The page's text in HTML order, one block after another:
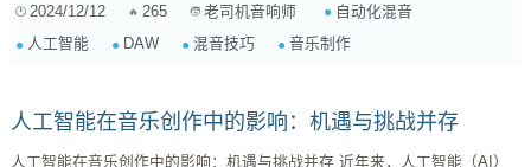
目前，许多DAW软件（数字音频工作站）已经集成了许多自动化混音功
能，例如自动增益、自动均衡、自动压缩等。这些功能可以帮助工程师提高
2024/12/12 265 老司机音响师
自动化混音
人工智能
DAW 混音技巧 音乐制作
人工智能在音乐创作中的影响：机遇与挑战并存
人工智能在音乐创作中的影响：机遇与挑战并存 近年来，人工智能（AI）